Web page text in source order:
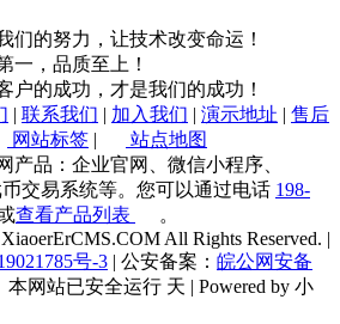
们的努力，让技术改变命运！
一，品质至上！
户的成功，才是我们的成功！
| 联系我们 | 加入我们 | 演示地址 | 售后
网站标签 |
站点地图
产品：企业官网、微信小程序、
交易系统等。您可以通过电话 198-
查看产品列表
。
All Rights Reserved. |
号-3 | 公安备案： 皖公网安备
本网站已安全运行 天 | Powered by 小